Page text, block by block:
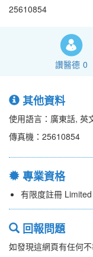
25610854
讚醫德 0
其他資料
使用語言：廣東話, 英
傳真機：25610854
專業資格
有限度註冊
回報問題
如發現這網頁有任何